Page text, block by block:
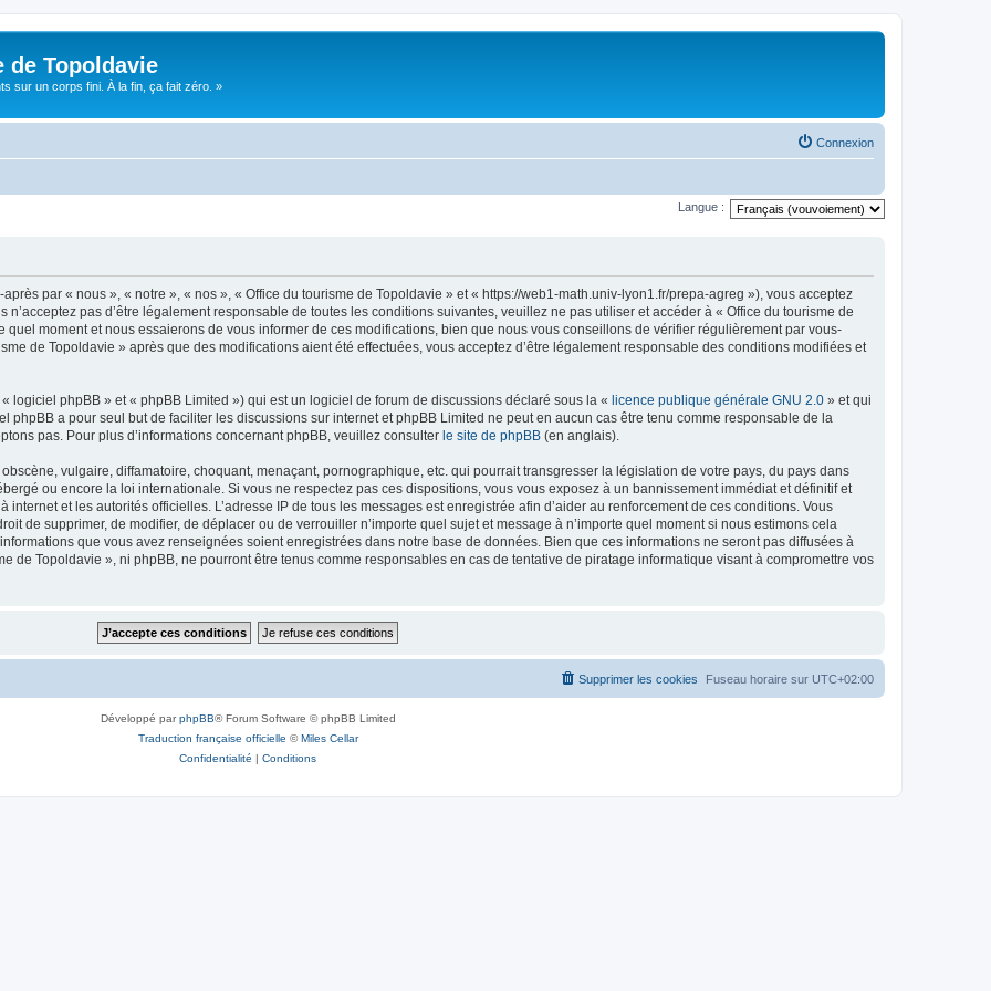
de Topoldavie
sur un corps fini. À la fin, ça fait zéro. »
Connexion
Langue :
par « nous », « notre », « nos », « Office du tourisme de Topoldavie » et « https://web1-math.univ-lyon1.fr/prepa-agreg »), vous acceptez
pas d’être légalement responsable de toutes les conditions suivantes, veuillez ne pas utiliser et accéder à « Office du tourisme de
quel moment et nous essaierons de vous informer de ces modifications, bien que nous vous conseillons de vérifier régulièrement par vous-
de Topoldavie » après que des modifications aient été effectuées, vous acceptez d’être légalement responsable des conditions modifiées et
logiciel phpBB » et « phpBB Limited ») qui est un logiciel de forum de discussions déclaré sous la « licence publique générale GNU 2.0 » et qui
phpBB a pour seul but de faciliter les discussions sur internet et phpBB Limited ne peut en aucun cas être tenu comme responsable de la
pas. Pour plus d’informations concernant phpBB, veuillez consulter le site de phpBB (en anglais).
vulgaire, diffamatoire, choquant, menaçant, pornographique, etc. qui pourrait transgresser la législation de votre pays, du pays dans
ou encore la loi internationale. Si vous ne respectez pas ces dispositions, vous vous exposez à un bannissement immédiat et définitif et
internet et les autorités officielles. L’adresse IP de tous les messages est enregistrée afin d’aider au renforcement de ces conditions. Vous
de supprimer, de modifier, de déplacer ou de verrouiller n’importe quel sujet et message à n’importe quel moment si nous estimons cela
que vous avez renseignées soient enregistrées dans notre base de données. Bien que ces informations ne seront pas diffusées à
de Topoldavie », ni phpBB, ne pourront être tenus comme responsables en cas de tentative de piratage informatique visant à compromettre vos
Fuseau horaire sur UTC+02:00
Supprimer les cookies
Développé parphpBB® Forum Software © phpBB Limited
Traduction française officielle ©Miles Cellar
Confidentialité | Conditions